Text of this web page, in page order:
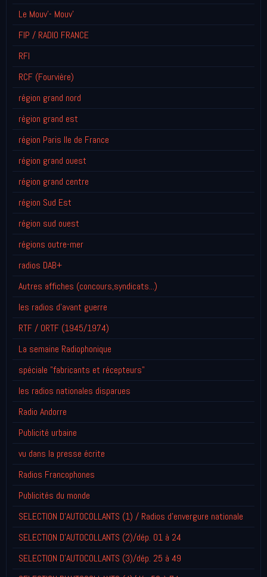
Le Mouv'- Mouv'
FIP / RADIO FRANCE
RFI
RCF (Fourvière)
région grand nord
région grand est
région Paris Ile de France
région grand ouest
région grand centre
région Sud Est
région sud ouest
régions outre-mer
radios DAB+
Autres affiches (concours,syndicats...)
les radios d'avant guerre
RTF / ORTF (1945/1974)
La semaine Radiophonique
spéciale "fabricants et récepteurs"
les radios nationales disparues
Radio Andorre
Publicité urbaine
vu dans la presse écrite
Radios Francophones
Publicités du monde
SELECTION D'AUTOCOLLANTS (1) / Radios d'envergure nationale
SELECTION D'AUTOCOLLANTS (2)/dép. 01 à 24
SELECTION D'AUTOCOLLANTS (3)/dép. 25 à 49